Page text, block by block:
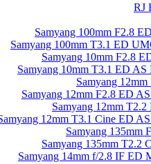
RJ
Samyang 100mm F2.8
Samyang 100mm T3.1 ED
Samyang 10mm F2.8
Samyang 10mm T3.1 ED AS
Samyang
Samyang 12mm F2.8 ED
Samyang 12mm
12mm T3.1 Cine ED
Samyang 135mm
Samyang 135mm T2.2
Samyang 14mm f/2.8 IF ED